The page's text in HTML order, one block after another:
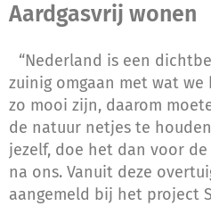
Aardgasvrij wonen
“Nederland is een
zuinig omgaan met wat
zo mooi zijn, daarom
de natuur netjes te
jezelf, doe het dan voor
na ons. Vanuit deze
aangemeld bij het project